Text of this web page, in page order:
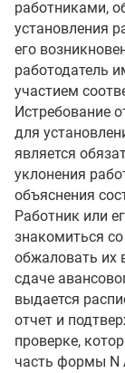
работниками,
установления
его
работодатель
участием
Истребование
для
является
уклонения
объяснения
Работник или
знакомиться
обжаловать их
сдаче
выдается
отчет и
проверке,
часть формы N